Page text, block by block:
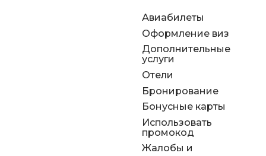
Авиабилеты
Оформление виз
Дополнительные
услуги
Отели
Бронирование
Бонусные карты
Использовать
промокод
Жалобы и